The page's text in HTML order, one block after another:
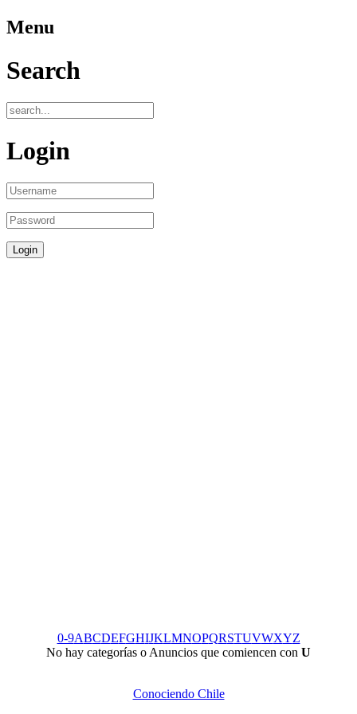
Menu
Search
Login
0-9ABCDEFGHIJKLMNOPQRSTUVWXYZ
No hay categorías o Anuncios que comiencen con U
Conociendo Chile